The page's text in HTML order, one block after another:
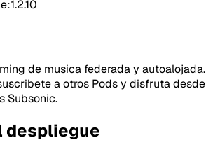
de musica federada y autoalojada.
a otros Pods y disfruta desde
Subsonic.
despliegue